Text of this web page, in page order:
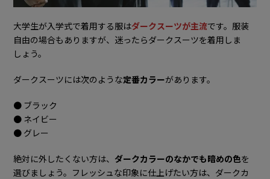
大学生が入学式で着用する服はダークスーツが主流です。服装
自由の場合もありますが、迷ったらダークスーツを着用しま
しょう。
ダークスーツには次のような定番カラーがあります。
● ブラック
● ネイビー
● グレー
絶対に外したくない方は、 ダークカラーのなかでも暗めの色を
選びましょう。フレッシュな印象に仕上げたい方は、ダークカ